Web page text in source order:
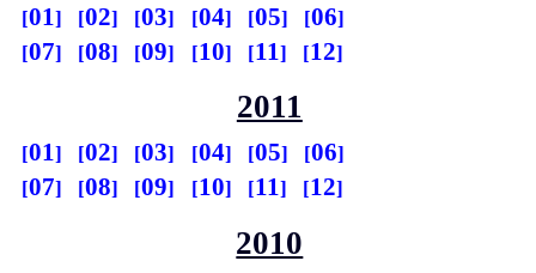
01 02 03 04 05
06
07
08 09 10 11 12
2011
01 02 03 04 05
06
07
08 09 10 11 12
2010